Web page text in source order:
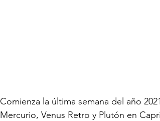
Comienza la última semana del año
Mercurio, Venus Retro y Plutón en